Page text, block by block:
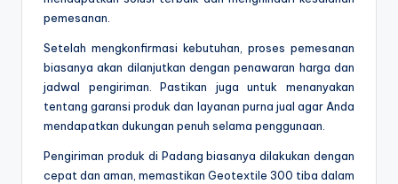
pemesanan.
Setelah mengkonfirmasi kebutuhan, proses pemesanan
biasanya akan dilanjutkan dengan penawaran harga dan
jadwal pengiriman. Pastikan juga untuk menanyakan
tentang garansi produk dan layanan purna jual agar Anda
mendapatkan dukungan penuh selama penggunaan.
Pengiriman produk di Padang biasanya dilakukan dengan
cepat dan aman, memastikan Geotextile 300 tiba dalam